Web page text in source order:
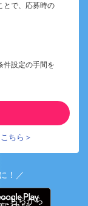
とで、応募時の
件設定の手間を
ちら＞
！／
ちらから